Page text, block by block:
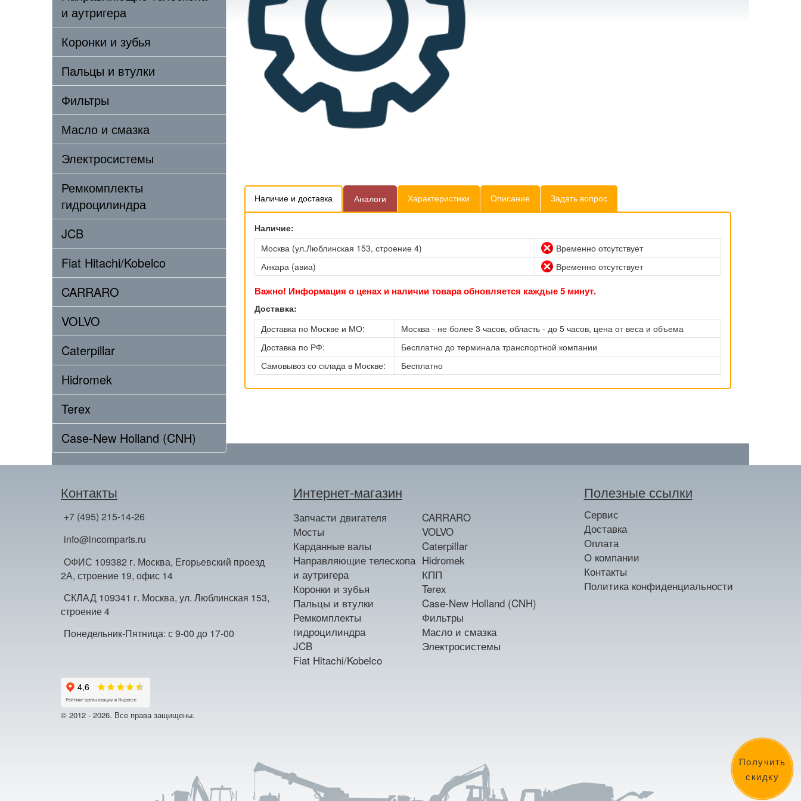
Получить
скидку
и аутригера
Коронки и зубья
Пальцы и втулки
Фильтры
Масло и смазка
Электросистемы
Ремкомплекты
гидроцилиндра
JCB
Fiat Hitachi/Kobelco
CARRARO
VOLVO
Caterpillar
Hidromek
Terex
Case-New Holland (CNH)
Наличие и доставка Аналоги Характеристики Описание Задать вопрос
Наличие:
Москва (ул.Люблинская 153, строение 4)
Временно отсутствует
Анкара (авиа)
Временно отсутствует
Важно! Информация о ценах и наличии товара обновляется каждые 5 минут.
Доставка:
Доставка по Москве и МО:
Москва - не более 3 часов, область - до 5 часов, цена от веса и объема
Доставка по РФ:
Бесплатно до терминала транспортной компании
Самовывоз со склада в Москве:
Бесплатно
Контакты
+7 (495) 215-14-26
info@incomparts.ru
ОФИС 109382 г. Москва, Егорьевский проезд
2А, строение 19, офис 14
СКЛАД 109341 г. Москва, ул. Люблинская 153,
строение 4
Понедельник-Пятница: с 9-00 до 17-00
Интернет-магазин
Запчасти двигателя
Мосты
Карданные валы
Направляющие телескопа
и аутригера
Коронки и зубья
Пальцы и втулки
Ремкомплекты
гидроцилиндра
JCB
Fiat Hitachi/Kobelco
CARRARO
VOLVO
Caterpillar
Hidromek
КПП
Terex
Case-New Holland (CNH)
Фильтры
Масло и смазка
Электросистемы
Полезные ссылки
Сервис
Доставка
Оплата
О компании
Контакты
Политика конфиденциальности
© 2012 - 2026. Все права защищены.